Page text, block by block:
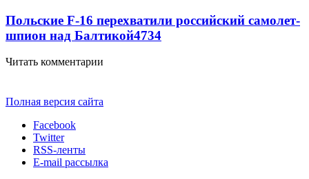
Польские F-16 перехватили российский самолет-
шпион над Балтикой4734
Читать комментарии
Полная версия сайта
Facebook
Twitter
RSS-ленты
E-mail рассылка